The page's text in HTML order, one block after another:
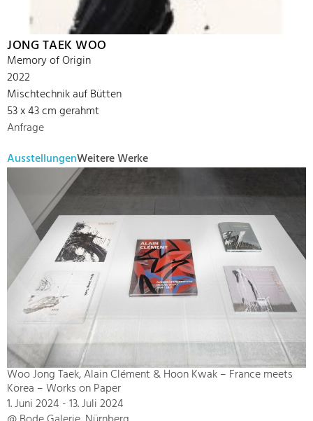
JONG TAEK WOO
Memory of Origin
2022
Mischtechnik auf Bütten
53 x 43 cm gerahmt
Anfrage
AusstellungenWeitere Werke
Woo Jong Taek, Alain Clément & Hoon Kwak – France meets
Korea – Works on Paper
1. Juni 2024 - 13. Juli 2024